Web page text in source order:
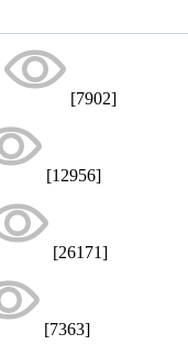
[7902]
[12956]
[26171]
[7363]